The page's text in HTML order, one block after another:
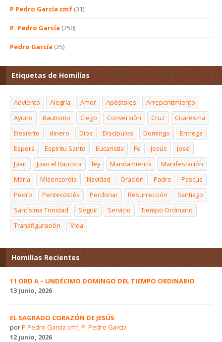
P Pedro García cmf (31)
P. Pedro García (250)
Pedro García (25)
Etiquetas de Homilías
Adviento Alegría Amor Apóstoles
Arrepentimiento
Ayuno
Bautismo Ciego Conversión Cruz
Cuaresma
Desierto
dinero Dios Discípulos Domingo
Entrega
Espera
Espíritu Santo Eucaristía Fe Jesús
José
Juan
Juan el Bautista ley Mandamiento
Manifestación
María
Misericordia Navidad Oración Padre
Pascua
Pedro
Pentecostés Perdonar Resurrección
Santiago
Santísima Trinidad
Seguir Servicio
Tiempo Ordinario
Transfiguración
Vida
Homilías Recientes
11 ORD A – UNDÉCIMO DOMINGO DEL TIEMPO ORDINARIO
13 junio, 2026
EL SAGRADO CORAZÓN DE JESÚS
porP Pedro García cmf,P. Pedro García
12 junio, 2026